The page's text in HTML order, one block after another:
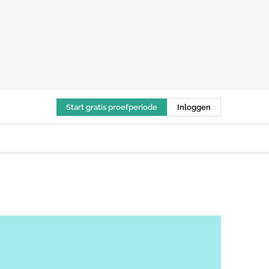
Start gratis proefperiode Inloggen